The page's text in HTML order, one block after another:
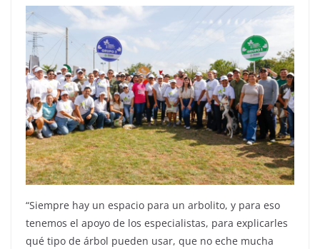
“Siempre hay un espacio para un arbolito, y para eso
tenemos el apoyo de los especialistas, para explicarles
qué tipo de árbol pueden usar, que no eche mucha